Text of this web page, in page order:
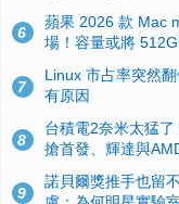
6
蘋果 2026 款 Mac
場！容量或將
7
Linux 市占率突然
有原因
8
台積電2奈米太猛
搶首發、輝達與
9
諾貝爾獎推手也留